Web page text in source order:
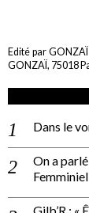
Edité par
GONZAÏ, 75018
Dans le
On a